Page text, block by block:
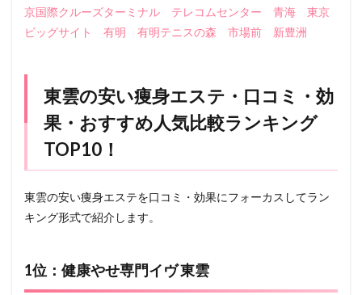
京国際クルーズターミナル
テレコムセンター 青海
東京
ビッグサイト
有明 有明テニスの森 市場前 新豊洲
東雲の安い痩身エステ・口コミ・効
果・おすすめ人気比較ランキング
TOP10！
東雲の安い痩身エステを口コミ・効果にフォーカスしてラン
キング形式で紹介します。
1位：健康やせ専門イヴ 東雲